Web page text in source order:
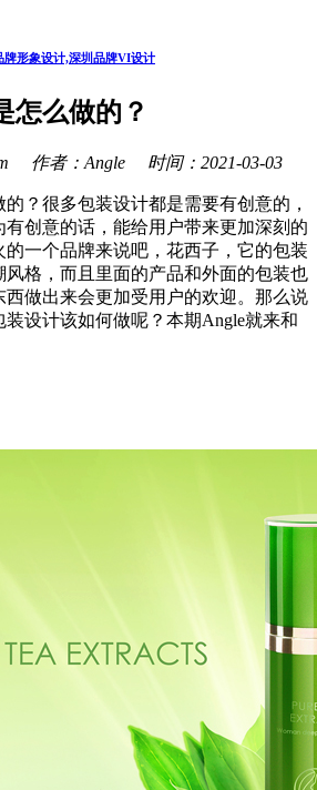
形象设计,深圳品牌VI设计
怎么做的？
作者：Angle 时间：2021-03-03
的？很多包装设计都是需要有创意的，
创意的话，能给用户带来更加深刻的
一个品牌来说吧，花西子，它的包装
格，而且里面的产品和外面的包装也
西做出来会更加受用户的欢迎。那么说
设计该如何做呢？本期Angle就来和